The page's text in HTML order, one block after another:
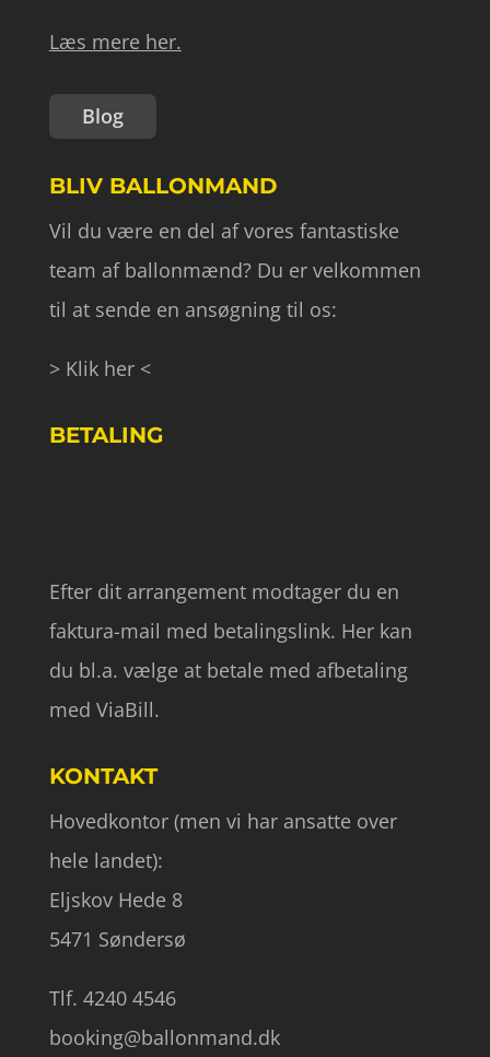
Læs mere her.
Blog
BLIV BALLONMAND
Vil du være en del af vores fantastiske
team af ballonmænd? Du er velkommen
til at sende en ansøgning til os:
> Klik her <
BETALING
Efter dit arrangement modtager du en
faktura-mail med betalingslink. Her kan
du bl.a. vælge at betale med afbetaling
med ViaBill.
KONTAKT
Hovedkontor (men vi har ansatte over
hele landet):
Eljskov Hede 8
5471 Søndersø
Tlf. 4240 4546
booking@ballonmand.dk